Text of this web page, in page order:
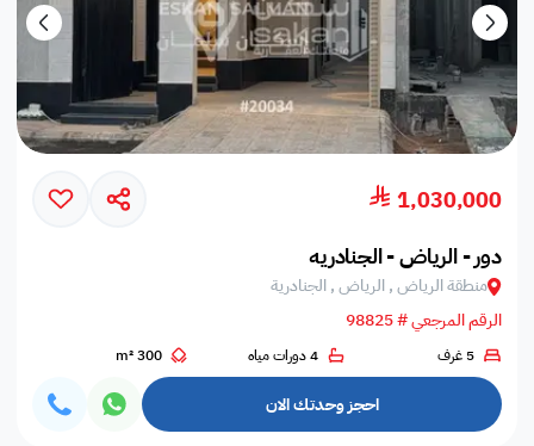
1,030,000
دور - الرياض - الجنادريه
منطقة الرياض , الرياض , الجنادرية
الرقم المرجعي # 98825
5 غرف 4 دورات مياه 300 m²
احجز وحدتك الان